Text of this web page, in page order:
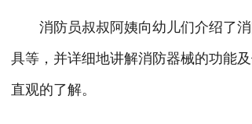
消防员叔叔阿姨向幼儿们介绍了消
具等，并详细地讲解消防器械的功能
直观的了解。